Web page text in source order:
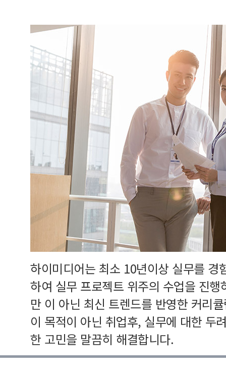
하이미디어는 최소 10년이상 실무를 경
하여 실무 프로젝트 위주의 수업을 진
만 이 아닌 최신 트렌드를 반영한 커리
이 목적이 아닌 취업후, 실무에 대한 두
한 고민을 말끔히 해결합니다.